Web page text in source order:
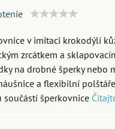
v imitaci krokodýlí
zrcátkem a
na drobné šperky nebo
a flexibilní
součástí šperkovnice